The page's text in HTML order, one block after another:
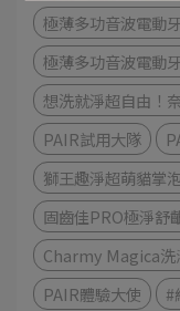
極薄多功音波電動
極薄多功音波電動
想洗就淨超自由！
PAIR試用大隊
獅王趣淨超萌貓掌
固齒佳PRO極淨舒
Charmy Magica洗
PAIR體驗大使
#